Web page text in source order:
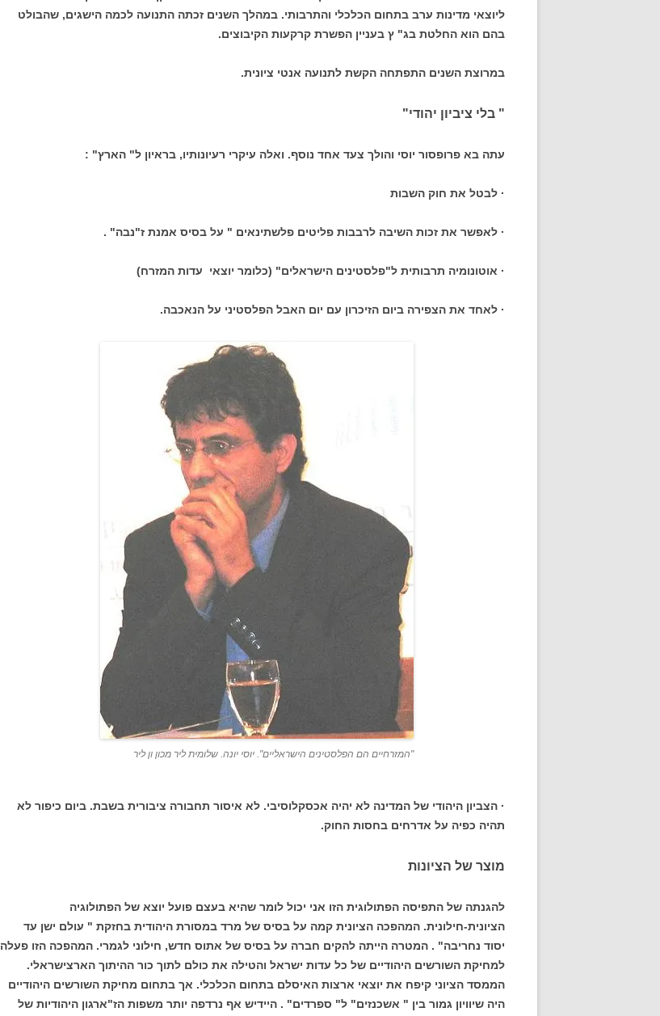
ליוצאי מדינות ערב בתחום הכלכלי והתרבותי. במהלך השנים זכתה התנועה לכמה הישגים, שהבולט
בהם הוא החלטת בג" ץ בעניין הפשרת קרקעות הקיבוצים.
במרוצת השנים התפתחה הקשת לתנועה אנטי ציונית.
" בלי ציביון יהודי"
עתה בא פרופסור יוסי והולך צעד אחד נוסף. ואלה עיקרי רעיונותיו, בראיון ל" הארץ" :
· לבטל את חוק השבות
· לאפשר את זכות השיבה לרבבות פליטים פלשתינאים " על בסיס אמנת ז"נבה" .
· אוטונומיה תרבותית ל"פלסטינים הישראלים" (כלומר יוצאי עדות המזרח)
· לאחד את הצפירה ביום הזיכרון עם יום האבל הפלסטיני על הנאכבה.
"המזרחיים הם הפלסטינים הישראליים". יוסי יונה. שלומית ליר מכון ון ליר
· הצביון היהודי של המדינה לא יהיה אכסקלוסיבי. לא איסור תחבורה ציבורית בשבת. ביום כיפור לא
תהיה כפיה על אדרחים בחסות החוק.
מוצר של הציונות
להגנתה של התפיסה הפתולוגית הזו אני יכול לומר שהיא בעצם פועל יוצא של הפתולוגיה
הציונית-חילונית. המהפכה הציונית קמה על בסיס של מרד במסורת היהודית בחזקת " עולם ישן עד
יסוד נחריבה" . המטרה הייתה להקים חברה על בסיס של אתוס חדש, חילוני לגמרי. המהפכה הזו פעלה
למחיקת השורשים היהודיים של כל עדות ישראל והטילה את כולם לתוך כור ההיתוך הארצישראלי.
הממסד הציוני קיפח את יוצאי ארצות האיסלם בתחום הכלכלי. אך בתחום מחיקת השורשים היהודיים
היה שיוויון גמור בין " אשכנזים" ל" ספרדים" . היידיש אף נרדפה יותר משפות הז"ארגון היהודיות של